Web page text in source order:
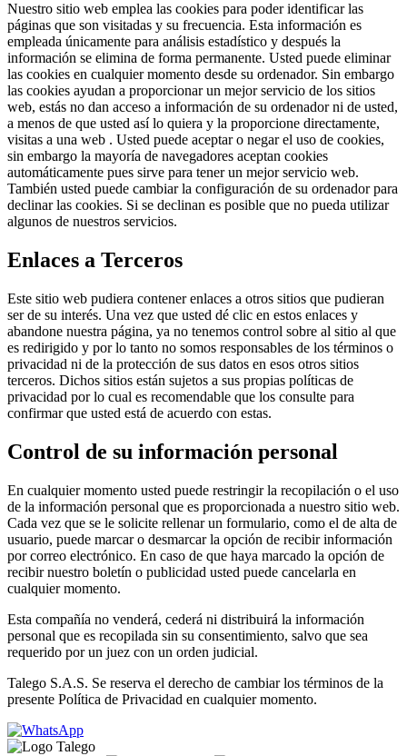
Nuestro sitio web emplea las cookies para poder identificar las
páginas que son visitadas y su frecuencia. Esta información es
empleada únicamente para análisis estadístico y después la
información se elimina de forma permanente. Usted puede eliminar
las cookies en cualquier momento desde su ordenador. Sin embargo
las cookies ayudan a proporcionar un mejor servicio de los sitios
web, estás no dan acceso a información de su ordenador ni de usted,
a menos de que usted así lo quiera y la proporcione directamente,
visitas a una web . Usted puede aceptar o negar el uso de cookies,
sin embargo la mayoría de navegadores aceptan cookies
automáticamente pues sirve para tener un mejor servicio web.
También usted puede cambiar la configuración de su ordenador para
declinar las cookies. Si se declinan es posible que no pueda utilizar
algunos de nuestros servicios.
Enlaces a Terceros
Este sitio web pudiera contener enlaces a otros sitios que pudieran
ser de su interés. Una vez que usted dé clic en estos enlaces y
abandone nuestra página, ya no tenemos control sobre al sitio al que
es redirigido y por lo tanto no somos responsables de los términos o
privacidad ni de la protección de sus datos en esos otros sitios
terceros. Dichos sitios están sujetos a sus propias políticas de
privacidad por lo cual es recomendable que los consulte para
confirmar que usted está de acuerdo con estas.
Control de su información personal
En cualquier momento usted puede restringir la recopilación o el uso
de la información personal que es proporcionada a nuestro sitio web.
Cada vez que se le solicite rellenar un formulario, como el de alta de
usuario, puede marcar o desmarcar la opción de recibir información
por correo electrónico. En caso de que haya marcado la opción de
recibir nuestro boletín o publicidad usted puede cancelarla en
cualquier momento.
Esta compañía no venderá, cederá ni distribuirá la información
personal que es recopilada sin su consentimiento, salvo que sea
requerido por un juez con un orden judicial.
Talego S.A.S. Se reserva el derecho de cambiar los términos de la
presente Política de Privacidad en cualquier momento.